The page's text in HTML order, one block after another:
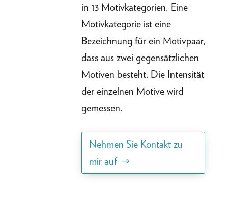
in 13 Motivkategorien. Eine
Motivkategorie ist eine
Bezeichnung für ein Motivpaar,
dass aus zwei gegensätzlichen
Motiven besteht. Die Intensität
der einzelnen Motive wird
gemessen.
Nehmen Sie Kontakt zu
mir auf